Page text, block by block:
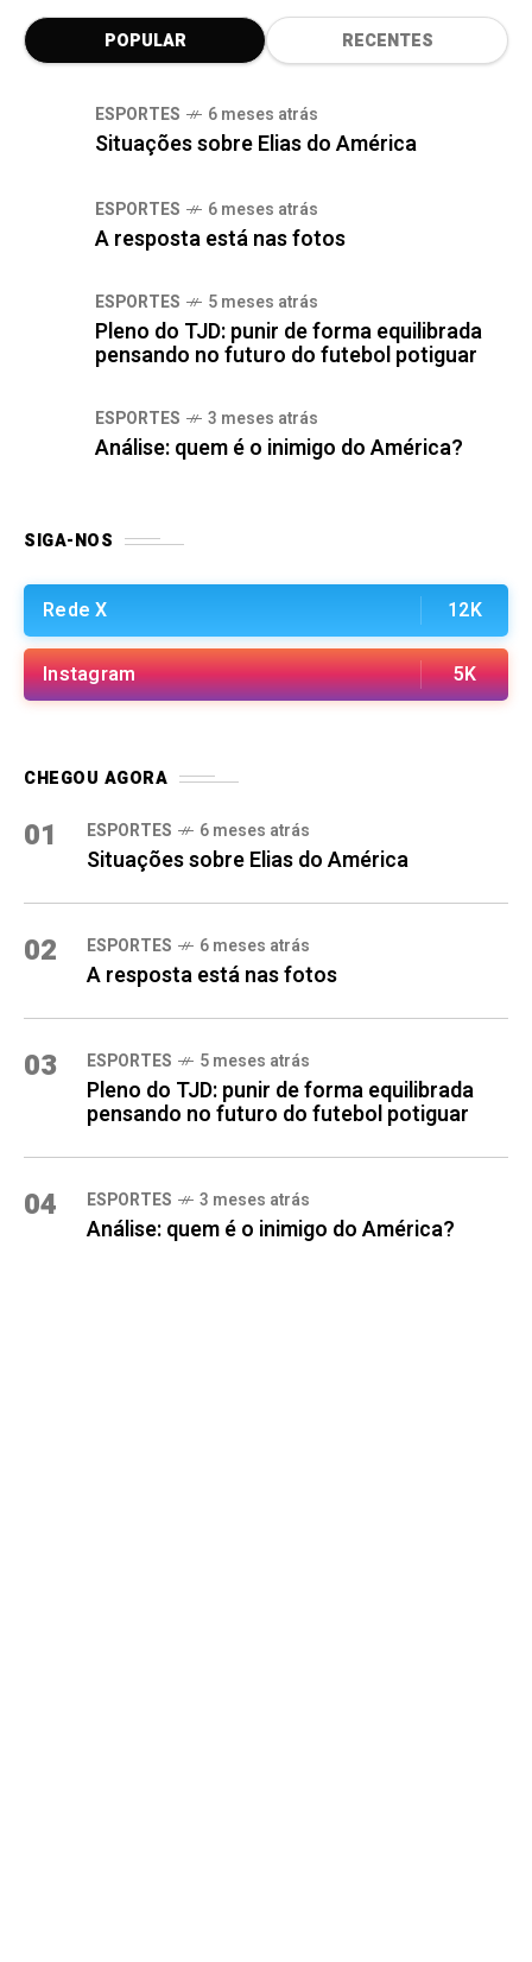
POPULAR RECENTES
ESPORTES 6 meses atrás
Situações sobre Elias do América
ESPORTES 6 meses atrás
A resposta está nas fotos
ESPORTES 5 meses atrás
Pleno do TJD: punir de forma equilibrada
pensando no futuro do futebol potiguar
ESPORTES 3 meses atrás
Análise: quem é o inimigo do América?
SIGA-NOS
Rede X 12K
Instagram 5K
CHEGOU AGORA
01 ESPORTES 6 meses atrás
Situações sobre Elias do América
02 ESPORTES 6 meses atrás
A resposta está nas fotos
03 ESPORTES 5 meses atrás
Pleno do TJD: punir de forma equilibrada
pensando no futuro do futebol potiguar
04 ESPORTES 3 meses atrás
Análise: quem é o inimigo do América?